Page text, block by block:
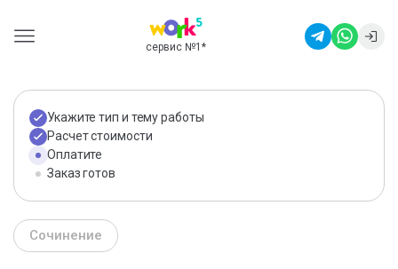
сервис №1 *
Укажите тип и тему работы
Расчет стоимости
Оплатите
Заказ готов
Сочинение